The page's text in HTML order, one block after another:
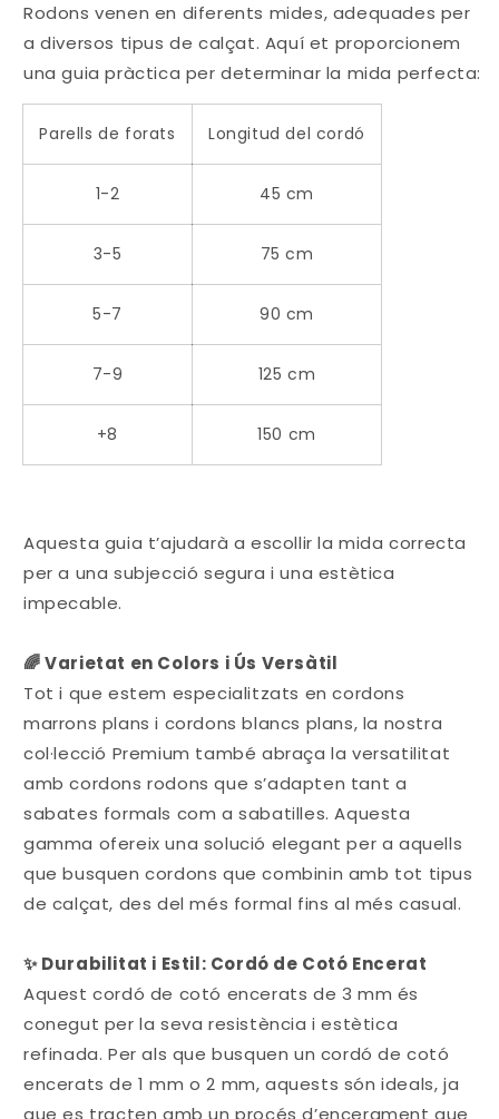
Rodons venen en diferents mides, adequades per
a diversos tipus de calçat. Aquí et proporcionem
una guia pràctica per determinar la mida perfecta:
Parells de forats Longitud del cordó
1-2 45 cm
3-5 75 cm
5-7 90 cm
7-9 125 cm
+8 150 cm
Aquesta guia t’ajudarà a escollir la mida correcta
per a una subjecció segura i una estètica
impecable.
🌈 Varietat en Colors i Ús Versàtil
Tot i que estem especialitzats en cordons
marrons plans i cordons blancs plans, la nostra
col·lecció Premium també abraça la versatilitat
amb cordons rodons que s’adapten tant a
sabates formals com a sabatilles. Aquesta
gamma ofereix una solució elegant per a aquells
que busquen cordons que combinin amb tot tipus
de calçat, des del més formal fins al més casual.
✨ Durabilitat i Estil: Cordó de Cotó Encerat
Aquest cordó de cotó encerats de 3 mm és
conegut per la seva resistència i estètica
refinada. Per als que busquen un cordó de cotó
encerats de 1 mm o 2 mm, aquests són ideals, ja
que es tracten amb un procés d’encerament que